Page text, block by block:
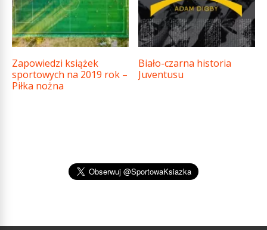
Zapowiedzi książek
sportowych na 2019 rok –
Piłka nożna
Biało-czarna historia
Juventusu